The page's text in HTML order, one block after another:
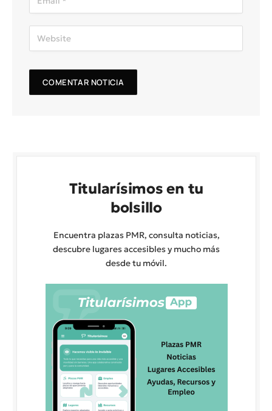
Titularísimos en tu
bolsillo
Encuentra plazas PMR, consulta noticias,
descubre lugares accesibles y mucho más
desde tu móvil.